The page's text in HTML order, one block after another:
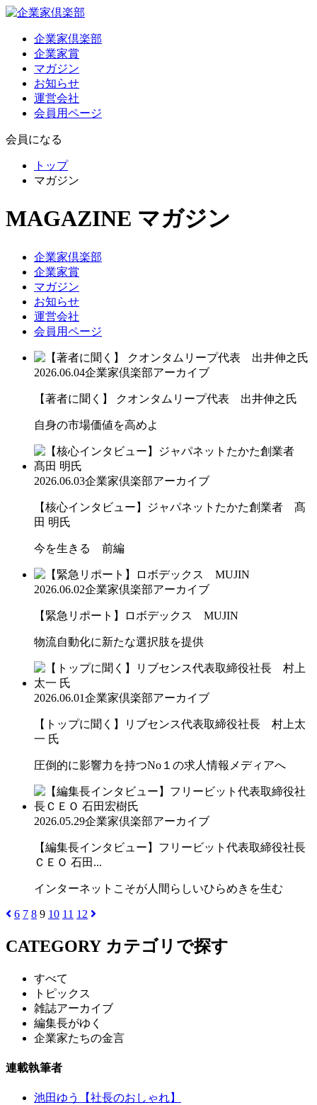
企業家倶楽部
企業家賞
マガジン
お知らせ
運営会社
会員用ページ
会員になる
トップ
マガジン
MAGAZINE マガジン
企業家倶楽部
企業家賞
マガジン
お知らせ
運営会社
会員用ページ
2026.06.04企業家倶楽部アーカイブ
【著者に聞く】 クオンタムリープ代表 出井伸之氏
自身の市場価値を高めよ
2026.06.03企業家倶楽部アーカイブ
【核心インタビュー】ジャパネットたかた創業者 髙
田 明氏
今を生きる 前編
2026.06.02企業家倶楽部アーカイブ
【緊急リポート】ロボデックス MUJIN
物流自動化に新たな選択肢を提供
2026.06.01企業家倶楽部アーカイブ
【トップに聞く】リブセンス代表取締役社長 村上太
一 氏
圧倒的に影響力を持つNo１の求人情報メディアへ
2026.05.29企業家倶楽部アーカイブ
【編集長インタビュー】フリービット代表取締役社長
ＣＥＯ 石田...
インターネットこそが人間らしいひらめきを生む
6 7 8 9 10 11 12
CATEGORY カテゴリで探す
すべて
トピックス
雑誌アーカイブ
編集長がゆく
企業家たちの金言
連載執筆者
池田ゆう【社長のおしゃれ】